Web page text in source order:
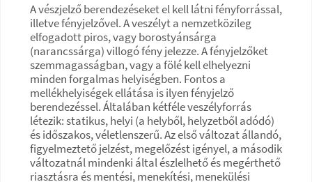
A vészjelző berendezéseket el kell látni fényforrással,
illetve fényjelzővel. A veszélyt a nemzetközileg
elfogadott piros, vagy borostyánsárga
(narancssárga) villogó fény jelezze. A fényjelzőket
szemmagasságban, vagy a fölé kell elhelyezni
minden forgalmas helyiségben. Fontos a
mellékhelyiségek ellátása is ilyen fényjelző
berendezéssel. Általában kétféle veszélyforrás
létezik: statikus, helyi (a helyből, helyzetből adódó)
és időszakos, véletlenszerű. Az első változat állandó,
figyelmeztető jelzést, megelőzést igényel, a második
változatnál mindenki által észlelhető és megérthető
riasztásra és mentési, menekítési, menekülési